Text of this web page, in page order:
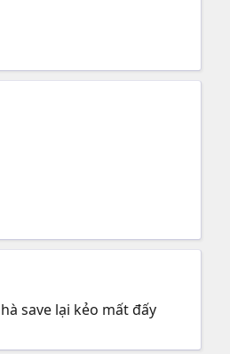
save lại kẻo mất đấy